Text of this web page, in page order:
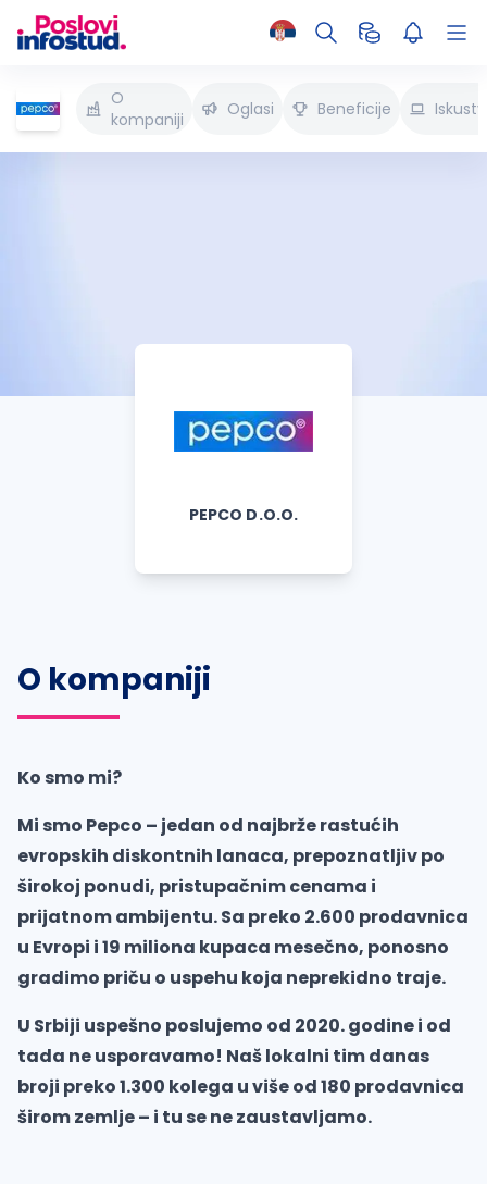
O
kompaniji
Oglasi Beneficije
PEPCO D.O.O.
O kompaniji
Ko smo mi?
Mi smo Pepco – jedan od najbrže rastućih
evropskih diskontnih lanaca, prepoznatljiv po
širokoj ponudi, pristupačnim cenama i
prijatnom ambijentu. Sa preko 2.600 prodavnica
u Evropi i 19 miliona kupaca mesečno, ponosno
gradimo priču o uspehu koja neprekidno traje.
U Srbiji uspešno poslujemo od 2020. godine i od
tada ne usporavamo! Naš lokalni tim danas
broji preko 1.300 kolega u više od 180 prodavnica
širom zemlje – i tu se ne zaustavljamo.